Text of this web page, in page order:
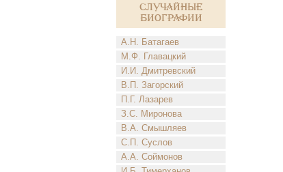
Случайные
биографии
А.Н. Батагаев
М.Ф. Главацкий
И.И. Дмитревский
В.П. Загорский
П.Г. Лазарев
З.С. Миронова
В.А. Смышляев
С.П. Суслов
А.А. Соймонов